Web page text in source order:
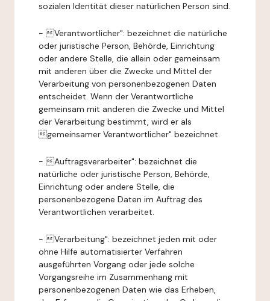
sozialen Identität dieser natürlichen Person sind.
- Verantwortlicher": bezeichnet die natürliche
oder juristische Person, Behörde, Einrichtung
oder andere Stelle, die allein oder gemeinsam
mit anderen über die Zwecke und Mittel der
Verarbeitung von personenbezogenen Daten
entscheidet. Wenn der Verantwortliche
gemeinsam mit anderen die Zwecke und Mittel
der Verarbeitung bestimmt, wird er als
gemeinsamer Verantwortlicher" bezeichnet.
- Auftragsverarbeiter": bezeichnet die
natürliche oder juristische Person, Behörde,
Einrichtung oder andere Stelle, die
personenbezogene Daten im Auftrag des
Verantwortlichen verarbeitet.
- Verarbeitung": bezeichnet jeden mit oder
ohne Hilfe automatisierter Verfahren
ausgeführten Vorgang oder jede solche
Vorgangsreihe im Zusammenhang mit
personenbezogenen Daten wie das Erheben,